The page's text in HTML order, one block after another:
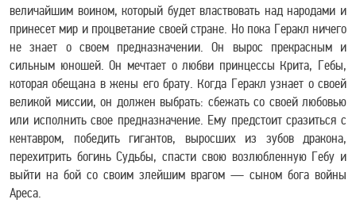
величайшим воином, который будет властвовать над народами и
принесет мир и процветание своей стране. Но пока Геракл ничего
не знает о своем предназначении. Он вырос прекрасным и
сильным юношей. Он мечтает о любви принцессы Крита, Гебы,
которая обещана в жены его брату. Когда Геракл узнает о своей
великой миссии, он должен выбрать: сбежать со своей любовью
или исполнить свое предназначение. Ему предстоит сразиться с
кентавром, победить гигантов, выросших из зубов дракона,
перехитрить богинь Судьбы, спасти свою возлюбленную Гебу и
выйти на бой со своим злейшим врагом — сыном бога войны
Ареса.